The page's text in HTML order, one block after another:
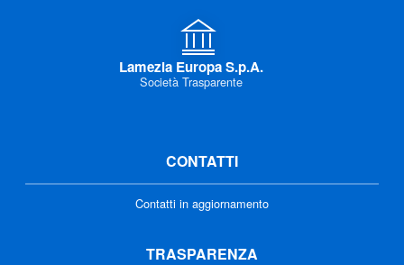
Lamezia Europa S.p.A.
Società Trasparente
CONTATTI
Contatti in aggiornamento
TRASPARENZA